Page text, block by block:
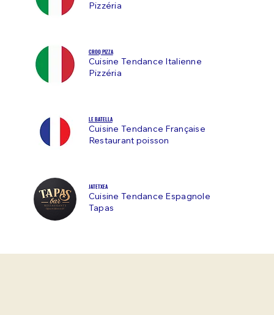
Pizzéria
CROQ PIZZA
Cuisine Tendance Italienne
Pizzéria
LE BATELLA
Cuisine Tendance Française
Restaurant poisson
JATETXEA
Cuisine Tendance Espagnole
Tapas